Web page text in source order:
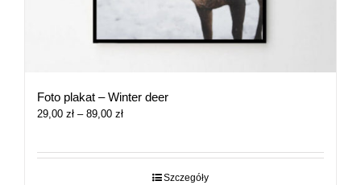
Foto plakat – Winter deer
29,00 zł – 89,00 złZakres
29,00 zł
Szczegóły